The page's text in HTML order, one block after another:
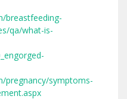
breastfeeding-
qa/what-is-
pregnancy/symptoms-